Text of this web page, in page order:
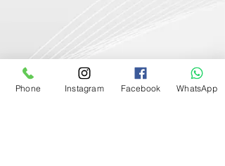
Satış Temsilcimizle Görüşün
Phone Instagram Facebook WhatsApp